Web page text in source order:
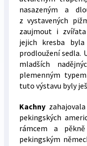
nasazeným a
z vystavených
zaujmout i
jejich kresba
prodloužení sedla.
mladších
plemenným
tuto výstavu byly
Kachnyzahajovala
pekingských
rámcem a pěkně
pekingským